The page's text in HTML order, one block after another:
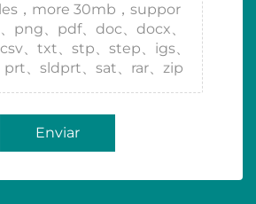
，more 30mb，suppor
png、pdf、doc、docx、
、txt、stp、step、igs、
prt、sldprt、sat、rar、zip
Enviar